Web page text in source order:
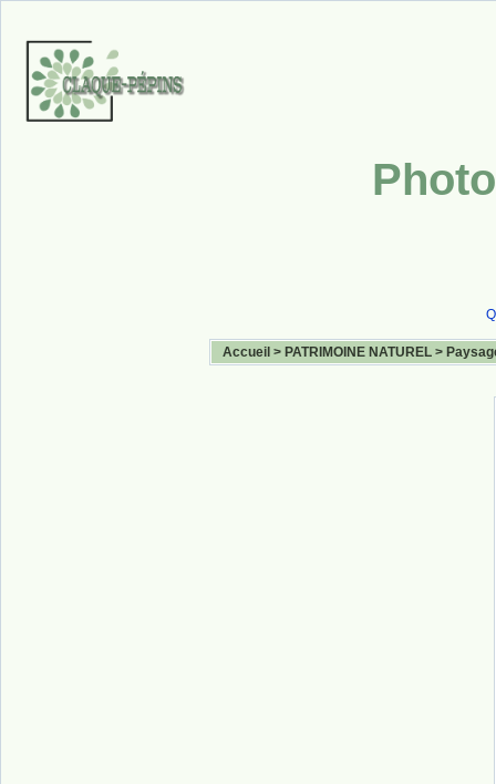
Accueil > PATRIMOINE NATUREL >